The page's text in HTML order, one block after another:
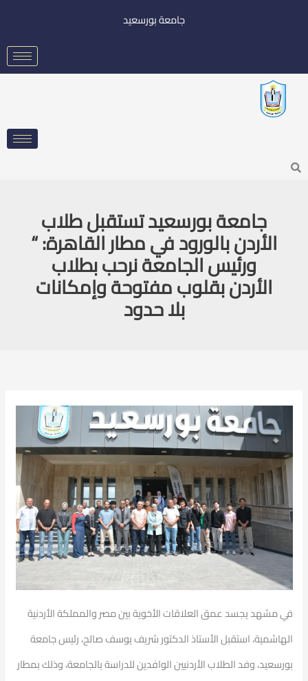
جامعة بورسعيد
Search
جامعة بورسعيد تستقبل طلاب
الأردن بالورود في مطار القاهرة: “
ورئيس الجامعة نرحب بطلاب
الأردن بقلوب مفتوحة وإمكانات
بلا حدود
في مشهد يجسد عمق العلاقات الأخوية بين مصر والمملكة الأردنية
الهاشمية، استقبل الأستاذ الدكتور شريف يوسف صالح، رئيس جامعة
بورسعيد، وفد الطلاب الأردنيين الوافدين للدراسة بالجامعة، وذلك بمطار